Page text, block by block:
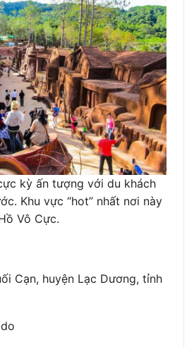
kỳ ấn tượng với du khách
Khu vực “hot” nhất nơi này
Vô Cực.
Cạn, huyện Lạc Dương, tỉnh